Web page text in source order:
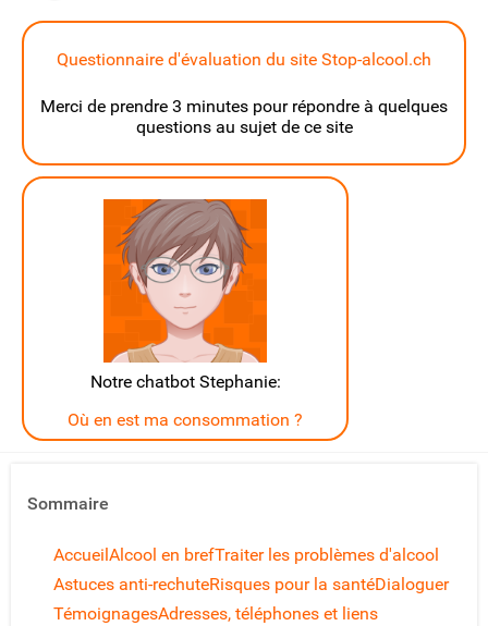
Questionnaire d'évaluation du site Stop-alcool.ch
Merci de prendre 3 minutes pour répondre à quelques
questions au sujet de ce site
Notre chatbot Stephanie:
Où en est ma consommation ?
Sommaire
Accueil Alcool en brefTraiter les problèmes d'alcool
Astuces anti-rechuteRisques pour la santéDialoguer
TémoignagesAdresses, téléphones et liens